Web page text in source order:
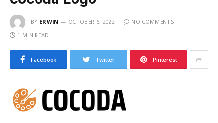
BY ERWIN OCTOBER 6, 2022
NO COMMENTS
1 MIN READ
Facebook Twitter Pinterest